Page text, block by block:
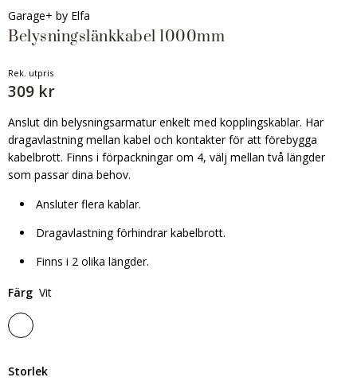
Garage+ by Elfa
Belysningslänkkabel 1000mm
Rek. utpris
309 kr
Anslut din belysningsarmatur enkelt med kopplingskablar. Har
dragavlastning mellan kabel och kontakter för att förebygga
kabelbrott. Finns i förpackningar om 4, välj mellan två längder
som passar dina behov.
Ansluter flera kablar.
Dragavlastning förhindrar kabelbrott.
Finns i 2 olika längder.
Färg Vit
Storlek